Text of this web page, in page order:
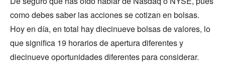
como debes saber las acciones se cotizan en bolsas.
Hoy en día, en total hay diecinueve bolsas de valores, lo
que significa 19 horarios de apertura diferentes y
diecinueve oportunidades diferentes para considerar.